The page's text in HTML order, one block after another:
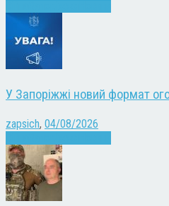
У Запоріжжі новий формат
zapsich, 04/08/2026